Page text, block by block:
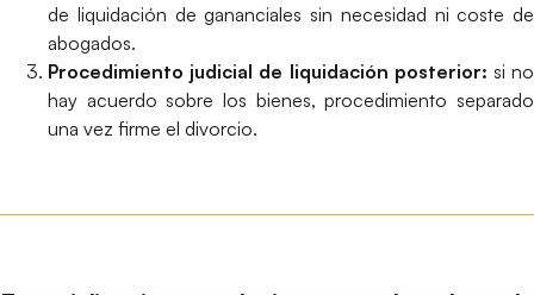
de liquidación de gananciales sin necesidad ni coste de
abogados.
Procedimiento judicial de liquidación posterior: si no
hay acuerdo sobre los bienes, procedimiento separado
una vez firme el divorcio.